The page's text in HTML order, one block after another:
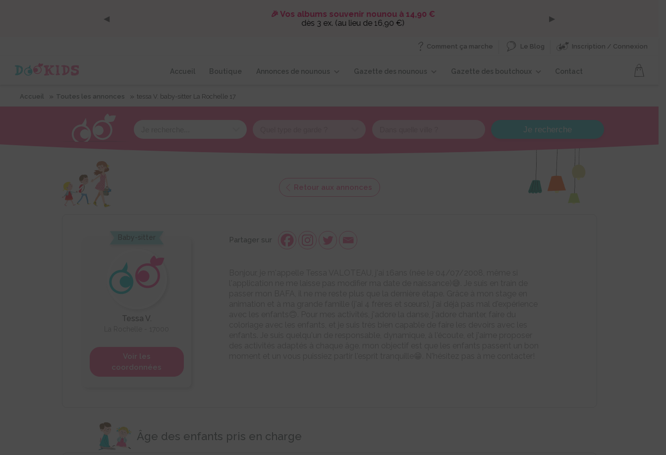
◀
🎉 Vos albums souvenir nounou à 14,90 €
dès 3 ex. (au lieu de 16,90 €)
▶
Comment ça marche Le Blog Inscription / Connexion
Accueil Boutique Annonces de nounous Gazette des nounous Gazette des boutchoux Contact
Accueil » Toutes les annonces » tessa V. baby-sitter La Rochelle 17
Je recherche
Retour aux annonces
Baby-sitter
Tessa V.
Voir les
coordonnées
Partager sur
Âge des enfants pris en charge